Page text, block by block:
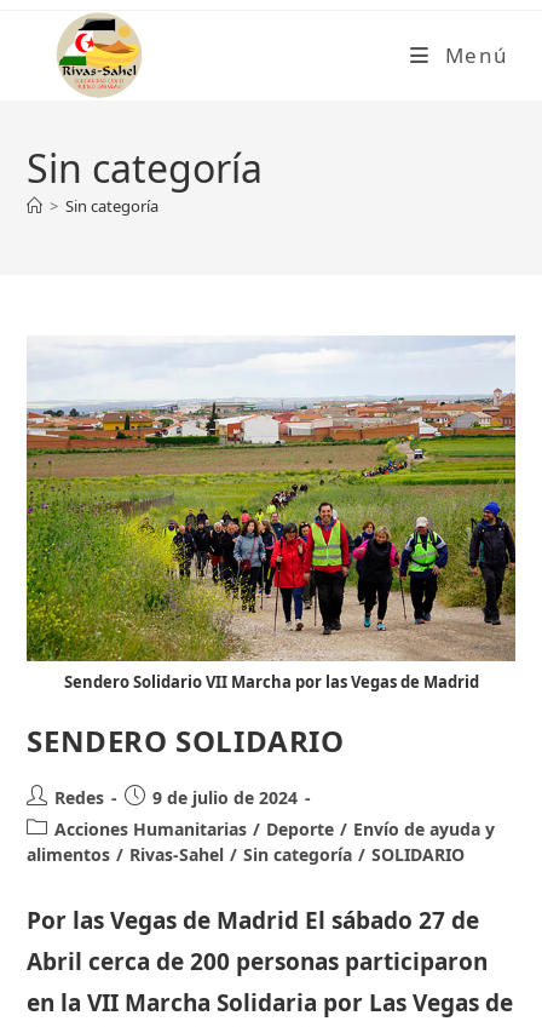
contenido
Menú
Sin categoría
> Sin categoría
Sendero Solidario VII Marcha por las Vegas de Madrid
SENDERO SOLIDARIO
Autor
de
la
Redes
Publicación
de
la
9 de julio de 2024
Categoría
de
Acciones Humanitarias / Deporte / Envío de ayuda y
alimentos / Rivas-Sahel / Sin categoría / SOLIDARIO
Por las Vegas de Madrid El sábado 27 de
Abril cerca de 200 personas participaron
en la VII Marcha Solidaria por Las Vegas de